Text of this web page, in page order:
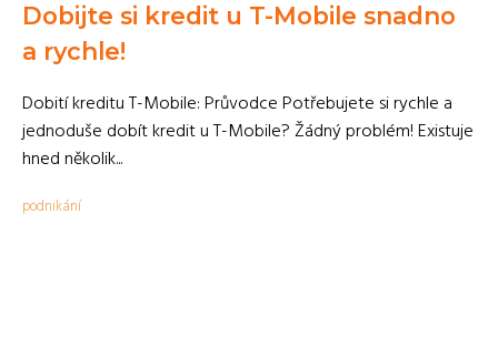
Dobijte si kredit u T-Mobile snadno
a rychle!
Dobití kreditu T-Mobile: Průvodce Potřebujete si rychle a
jednoduše dobít kredit u T-Mobile? Žádný problém! Existuje
hned několik...
podnikání